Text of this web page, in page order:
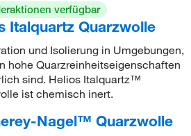
verfügbar
Italquartz Quarzwolle
und Isolierung in Umgebungen,
hohe Quarzreinheitseigenschaften
sind. Helios Italquartz™
ist chemisch inert.
Nagel™ Quarzwolle